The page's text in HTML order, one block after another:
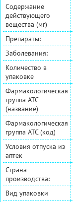
Содержание
действующего
вещества (мг)
Препараты:
Заболевания:
Количество в
упаковке
Фармакологическая
группа АТС
(название)
Фармакологическая
группа АТС (код)
Условия отпуска из
аптек
Страна
производства:
Вид упаковки